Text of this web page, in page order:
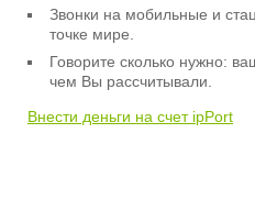
Звонки на мобильные и
точке мире.
Говорите сколько нужно:
чем Вы рассчитывали.
Внести деньги на счет ipPort